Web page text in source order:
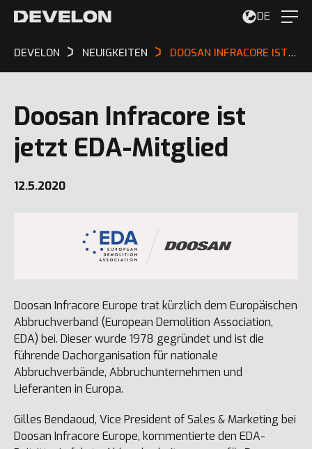
DE
DEVELON NEUIGKEITEN DOOSAN INFRACORE IST JETZT EDA-MITGLIED
Doosan Infracore ist
jetzt EDA-Mitglied
12.5.2020
Doosan Infracore Europe trat kürzlich dem Europäischen
Abbruchverband (European Demolition Association,
EDA) bei. Dieser wurde 1978 gegründet und ist die
führende Dachorganisation für nationale
Abbruchverbände, Abbruchunternehmen und
Lieferanten in Europa.
Gilles Bendaoud, Vice President of Sales & Marketing bei
Doosan Infracore Europe, kommentierte den EDA-